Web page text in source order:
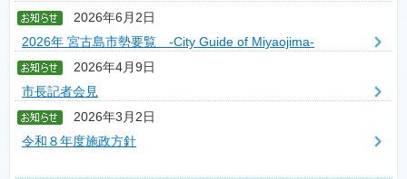
2026年6月2日
2026年 宮古島市勢要覧 -City Guide of Miyaojima-
2026年4月9日
市長記者会見
2026年3月2日
令和８年度施政方針